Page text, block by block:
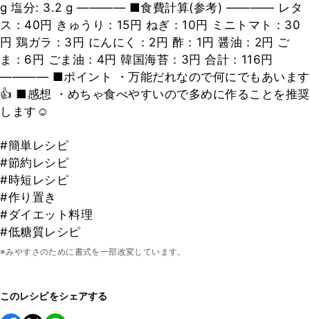
g 塩分: 3.2 g ―――― ■食費計算(参考) ―――― レタ
ス：40円 きゅうり：15円 ねぎ：10円 ミニトマト：30
円 鶏ガラ：3円 にんにく：2円 酢：1円 醤油：2円 ご
ま：6円 ごま油：4円 韓国海苔：3円 合計：116円
―――― ■ポイント ・万能だれなので何にでもあいます
👍 ■感想 ・めちゃ食べやすいので多めに作ることを推奨
します☺️
#簡単レシピ
#節約レシピ
#時短レシピ
#作り置き
#ダイエット料理
#低糖質レシピ
※みやすさのために書式を一部改変しています。
このレシピをシェアする